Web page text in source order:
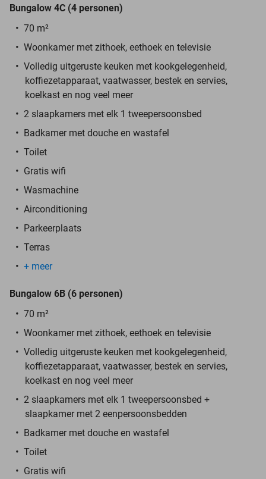
Bungalow 4C (4 personen)
70 m²
Woonkamer met zithoek, eethoek en televisie
Volledig uitgeruste keuken met kookgelegenheid,
koffiezetapparaat, vaatwasser, bestek en servies,
koelkast en nog veel meer
2 slaapkamers met elk 1 tweepersoonsbed
Badkamer met douche en wastafel
Toilet
Gratis wifi
Wasmachine
Airconditioning
Parkeerplaats
Terras
+ meer
Bungalow 6B (6 personen)
70 m²
Woonkamer met zithoek, eethoek en televisie
Volledig uitgeruste keuken met kookgelegenheid,
koffiezetapparaat, vaatwasser, bestek en servies,
koelkast en nog veel meer
2 slaapkamers met elk 1 tweepersoonsbed +
slaapkamer met 2 eenpersoonsbedden
Badkamer met douche en wastafel
Toilet
Gratis wifi